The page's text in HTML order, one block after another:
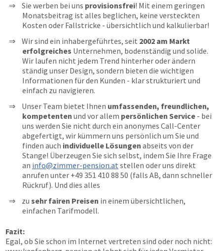
Sie werben bei uns provisionsfrei! Mit einem geringen
Monatsbeitrag ist alles beglichen, keine versteckten
Kosten oder Fallstricke - übersichtlich und kalkulierbar!
Wir sind ein inhabergeführtes, seit 2002 am Markt
erfolgreiches Unternehmen, bodenständig und solide.
Wir laufen nicht jedem Trend hinterher oder ändern
ständig unser Design, sondern bieten die wichtigen
Informationen für den Kunden - klar strukturiert und
einfach zu navigieren.
Unser Team bietet Ihnen umfassenden, freundlichen,
kompetenten und vor allem persönlichen Service - bei
uns werden Sie nicht durch ein anonymes Call-Center
abgefertigt, wir kümmern uns persönlich um Sie und
finden auch individuelle Lösungen abseits von der
Stange! Überzeugen Sie sich selbst, indem Sie Ihre Frage
an info@zimmer-pension.at stellen oder uns direkt
anrufen unter +49 351 410 88 50 (falls AB, dann schneller
Rückruf). Und dies alles
zu sehr fairen Preisen in einem übersichtlichen,
einfachen Tarifmodell.
Fazit:
Egal, ob Sie schon im Internet vertreten sind oder noch nicht: